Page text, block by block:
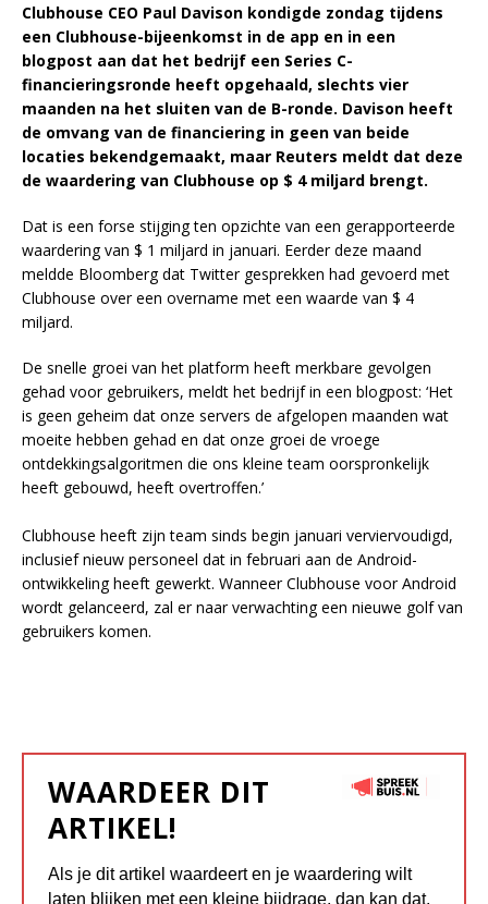
Clubhouse CEO Paul Davison kondigde zondag tijdens
een Clubhouse-bijeenkomst in de app en in een
blogpost aan dat het bedrijf een Series C-
financieringsronde heeft opgehaald, slechts vier
maanden na het sluiten van de B-ronde. Davison heeft
de omvang van de financiering in geen van beide
locaties bekendgemaakt, maar Reuters meldt dat deze
de waardering van Clubhouse op $ 4 miljard brengt.
Dat is een forse stijging ten opzichte van een gerapporteerde
waardering van $ 1 miljard in januari. Eerder deze maand
meldde Bloomberg dat Twitter gesprekken had gevoerd met
Clubhouse over een overname met een waarde van $ 4
miljard.
De snelle groei van het platform heeft merkbare gevolgen
gehad voor gebruikers, meldt het bedrijf in een blogpost: ‘Het
is geen geheim dat onze servers de afgelopen maanden wat
moeite hebben gehad en dat onze groei de vroege
ontdekkingsalgoritmen die ons kleine team oorspronkelijk
heeft gebouwd, heeft overtroffen.’
Clubhouse heeft zijn team sinds begin januari verviervoudigd,
inclusief nieuw personeel dat in februari aan de Android-
ontwikkeling heeft gewerkt. Wanneer Clubhouse voor Android
wordt gelanceerd, zal er naar verwachting een nieuwe golf van
gebruikers komen.
WAARDEER DIT
ARTIKEL!
Als je dit artikel waardeert en je waardering wilt
laten blijken met een kleine bijdrage, dan kan dat.